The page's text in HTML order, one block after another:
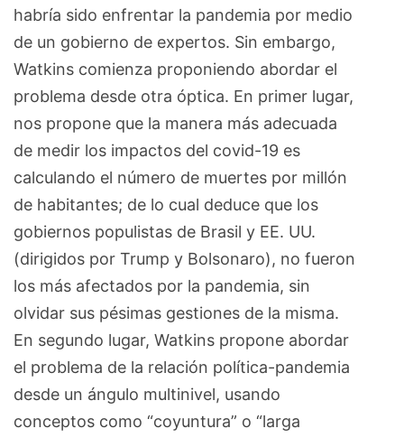
habría sido enfrentar la pandemia por medio
de un gobierno de expertos. Sin embargo,
Watkins comienza proponiendo abordar el
problema desde otra óptica. En primer lugar,
nos propone que la manera más adecuada
de medir los impactos del covid-19 es
calculando el número de muertes por millón
de habitantes; de lo cual deduce que los
gobiernos populistas de Brasil y EE. UU.
(dirigidos por Trump y Bolsonaro), no fueron
los más afectados por la pandemia, sin
olvidar sus pésimas gestiones de la misma.
En segundo lugar, Watkins propone abordar
el problema de la relación política-pandemia
desde un ángulo multinivel, usando
conceptos como “coyuntura” o “larga